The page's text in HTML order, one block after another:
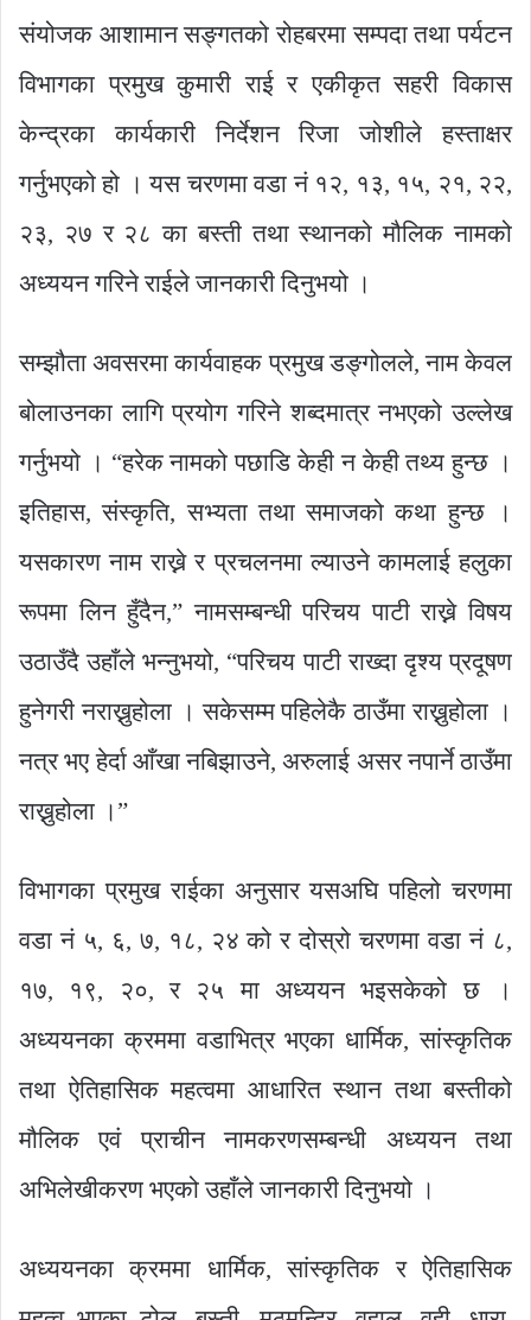
संयोजक आशामान सङ्गतको रोहबरमा सम्पदा तथा पर्यटन
विभागका प्रमुख कुमारी राई र एकीकृत सहरी विकास
केन्द्रका कार्यकारी निर्देशन रिजा जोशीले हस्ताक्षर
गर्नुभएको हो । यस चरणमा वडा नं १२, १३, १५, २१, २२,
२३, २७ र २८ का बस्ती तथा स्थानको मौलिक नामको
अध्ययन गरिने राईले जानकारी दिनुभयो ।
सम्झौता अवसरमा कार्यवाहक प्रमुख डङ्गोलले, नाम केवल
बोलाउनका लागि प्रयोग गरिने शब्दमात्र नभएको उल्लेख
गर्नुभयो । “हरेक नामको पछाडि केही न केही तथ्य हुन्छ ।
इतिहास, संस्कृति, सभ्यता तथा समाजको कथा हुन्छ ।
यसकारण नाम राख्ने र प्रचलनमा ल्याउने कामलाई हलुका
रूपमा लिन हुँदैन,” नामसम्बन्धी परिचय पाटी राख्ने विषय
उठाउँदै उहाँले भन्नुभयो, “परिचय पाटी राख्दा दृश्य प्रदूषण
हुनेगरी नराख्नुहोला । सकेसम्म पहिलेकै ठाउँमा राख्नुहोला ।
नत्र भए हेर्दा आँखा नबिझाउने, अरुलाई असर नपार्ने ठाउँमा
राख्नुहोला ।”
विभागका प्रमुख राईका अनुसार यसअघि पहिलो चरणमा
वडा नं ५, ६, ७, १८, २४ को र दोस्रो चरणमा वडा नं ८,
१७, १९, २०, र २५ मा अध्ययन भइसकेको छ ।
अध्ययनका क्रममा वडाभित्र भएका धार्मिक, सांस्कृतिक
तथा ऐतिहासिक महत्वमा आधारित स्थान तथा बस्तीको
मौलिक एवं प्राचीन नामकरणसम्बन्धी अध्ययन तथा
अभिलेखीकरण भएको उहाँले जानकारी दिनुभयो ।
अध्ययनका क्रममा धार्मिक, सांस्कृतिक र ऐतिहासिक